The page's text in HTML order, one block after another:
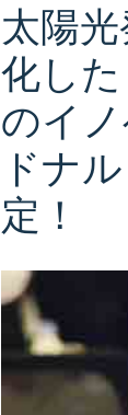
太陽
化し
のイ
ドナ
定！